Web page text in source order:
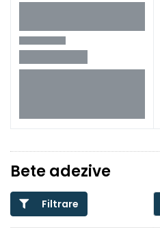
Bete adezive
Filtrare